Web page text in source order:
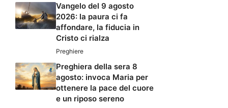
Vangelo del 9 agosto
2026: la paura ci fa
affondare, la fiducia in
Cristo ci rialza
Preghiere
Preghiera della sera 8
agosto: invoca Maria per
ottenere la pace del cuore
e un riposo sereno